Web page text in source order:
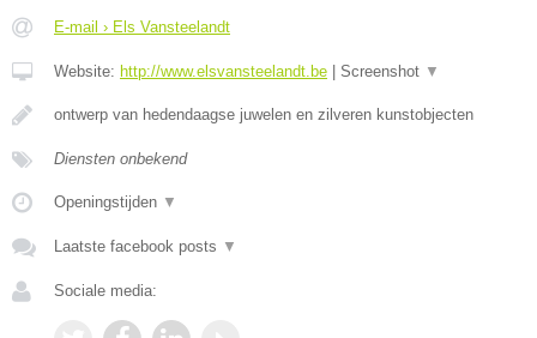
E-mail › Els Vansteelandt
Website: http://www.elsvansteelandt.be Screenshot ▼
ontwerp van hedendaagse juwelen en zilveren kunstobjecten
Diensten onbekend
Openingstijden ▼
Laatste facebook posts ▼
Sociale media: